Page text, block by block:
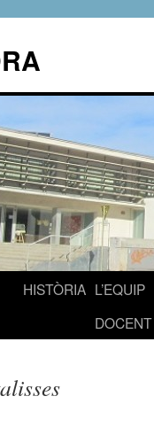
HISTÒRIA L’EQUIP
DOCENT